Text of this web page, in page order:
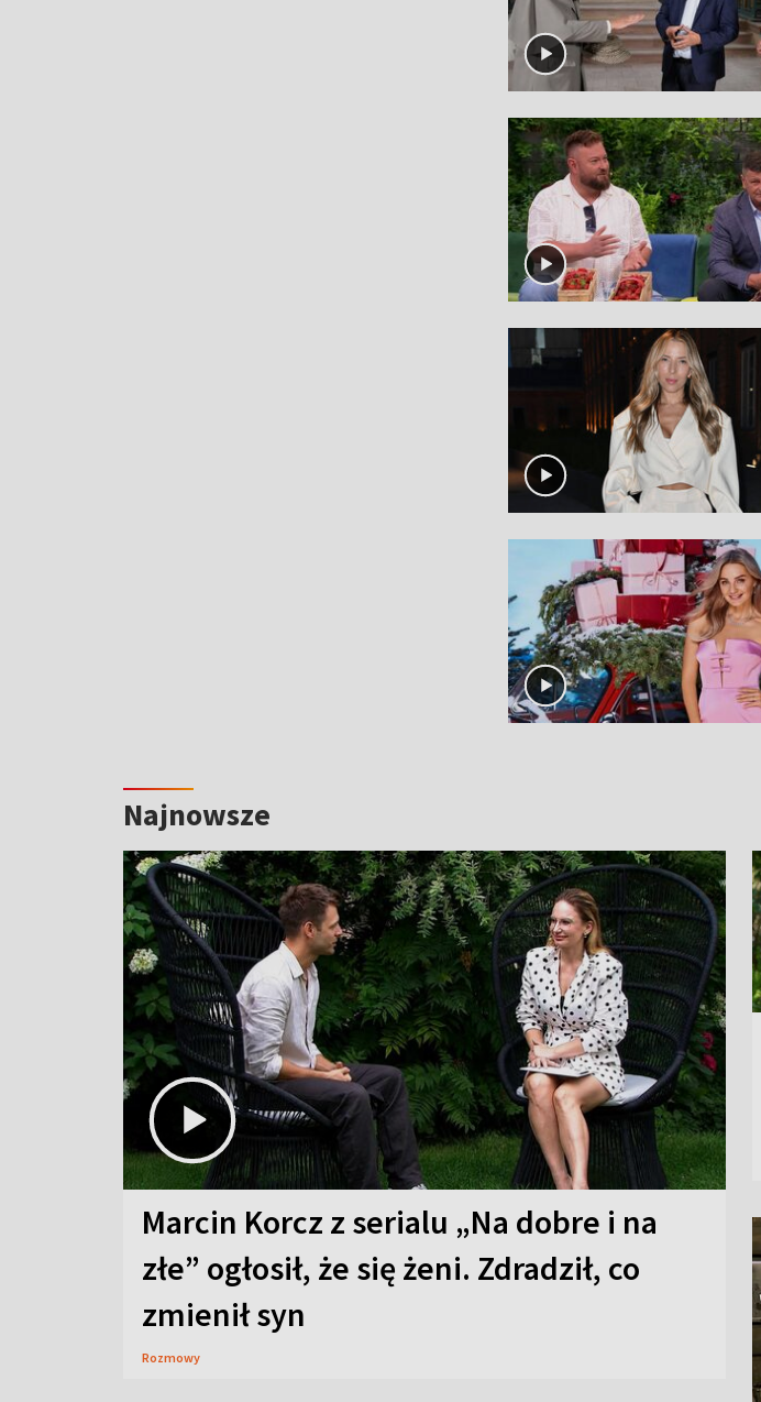
Najnowsze
Marcin Korcz z serialu „Na dobre i na
złe” ogłosił, że się żeni. Zdradził, co
zmienił syn
Rozmowy